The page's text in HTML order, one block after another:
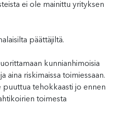
ei ole mainittu yrityksen
päättäjiltä.
kunnianhimoisia
aina riskimaissa toimiessaan.
puuttua tehokkaasti jo ennen
toimesta